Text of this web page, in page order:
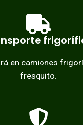
en camiones
fresquito.